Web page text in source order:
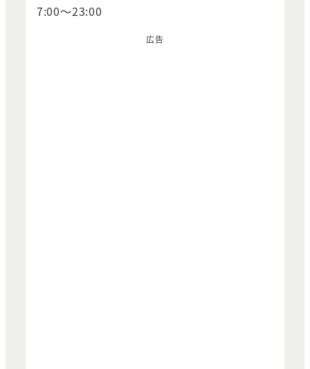
7:00～23:00
広告